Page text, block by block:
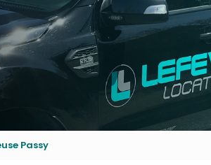
Passy